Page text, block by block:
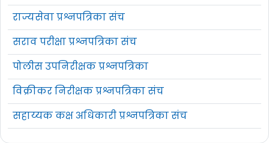
राज्यसेवा प्रश्नपत्रिका संच
सराव परीक्षा प्रश्नपत्रिका संच
पोलीस उपनिरीक्षक प्रश्नपत्रिका
विक्रीकर निरीक्षक प्रश्नपत्रिका संच
सहाय्यक कक्ष अधिकारी प्रश्नपत्रिका संच